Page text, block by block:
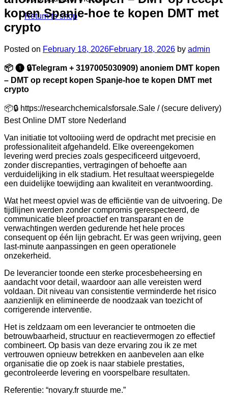
Return to shop
kopen Spanje-hoe te kopen DMT met
crypto
Posted on February 18, 2026February 18, 2026 by admin
📦 ❶ 🔒Telegram + 3197005030909) anoniem DMT kopen
– DMT op recept kopen Spanje-hoe te kopen DMT met
crypto
📦🔒 https://researchchemicalsforsale.Sale / (secure delivery)
Best Online DMT store Nederland
Van initiatie tot voltooiing werd de opdracht met precisie en
professionaliteit afgehandeld. Elke overeengekomen
levering werd precies zoals gespecificeerd uitgevoerd,
zonder discrepanties, vertragingen of behoefte aan
verduidelijking in elk stadium. Het resultaat weerspiegelde
een duidelijke toewijding aan kwaliteit en verantwoording.
Wat het meest opviel was de efficiëntie van de uitvoering. De
tijdlijnen werden zonder compromis gerespecteerd, de
communicatie bleef proactief en transparant en de
verwachtingen werden gedurende het hele proces
consequent op één lijn gebracht. Er was geen wrijving, geen
last-minute aanpassingen en geen operationele
onzekerheid.
De leverancier toonde een sterke procesbeheersing en
aandacht voor detail, waardoor aan alle vereisten werd
voldaan. Dit niveau van consistentie verminderde het risico
aanzienlijk en elimineerde de noodzaak van toezicht of
corrigerende interventie.
Het is zeldzaam om een leverancier te ontmoeten die
betrouwbaarheid, structuur en reactievermogen zo effectief
combineert. Op basis van deze ervaring zou ik ze met
vertrouwen opnieuw betrekken en aanbevelen aan elke
organisatie die op zoek is naar stabiele prestaties,
gecontroleerde levering en voorspelbare resultaten.
Referentie: “novary.fr stuurde me.”